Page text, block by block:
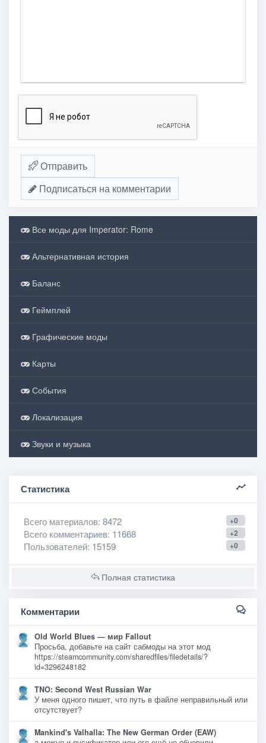
Отправить
Подписаться на комментарии
Все моды для Imperator: Rome
Альтернативная история
Баланс
Геймплей
Графические моды
Карты
События
Локализация
Звуки и музыка
Статистика
+0
Всего материалов: 8472
+2
Всего комментариев: 11668
+0
Пользователей: 15159
Полная статистика
Комментарии
Old World Blues — мир Fallout
Просьба, добавьте на сайт сабмоды на этот мод
https://steamcommunity.com/sharedfiles/filedetails/?
id=3296248182
TNO: Second West Russian War
У меня одного пишет, что путь в файле неправильный или
отсутствует?
Mankind's Valhalla: The New German Order (EAW)